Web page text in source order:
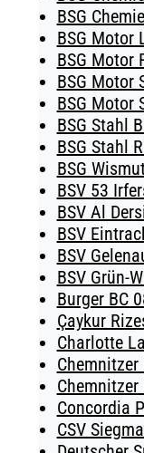
BSG
BSG Motor
BSG Motor
BSG Motor
BSG Motor
BSG Stahl
BSG Stahl
BSG
BSV 53
BSV Al
BSV
BSV
BSV Grün-
Burger BC
Çaykur
Charlotte
Chemnitzer
Concordia
CSV